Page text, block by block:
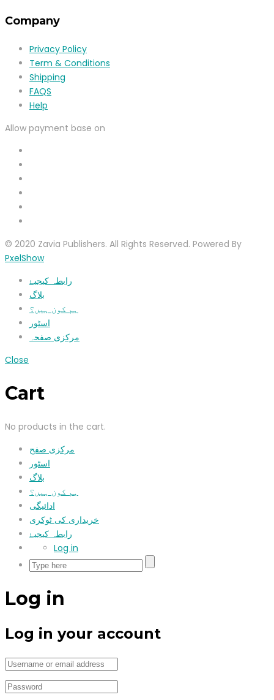
Company
Privacy Policy
Term & Conditions
Shipping
FAQS
Help
Allow payment base on
© 2020 Zavia Publishers. All Rights Reserved. Powered By
PxelShow
رابطہ کیجیۓ
بلاگ
ہم کون ہیں؟
اسٹور
مرکزی صفحہ
Close
Cart
No products in the cart.
مرکزی صفح
اسٹور
بلاگ
ہم کون ہیں؟
ادائیگی
خریداری کی ٹوکری
رابطہ کیجیۓ
Log in
Log in
Log in your account